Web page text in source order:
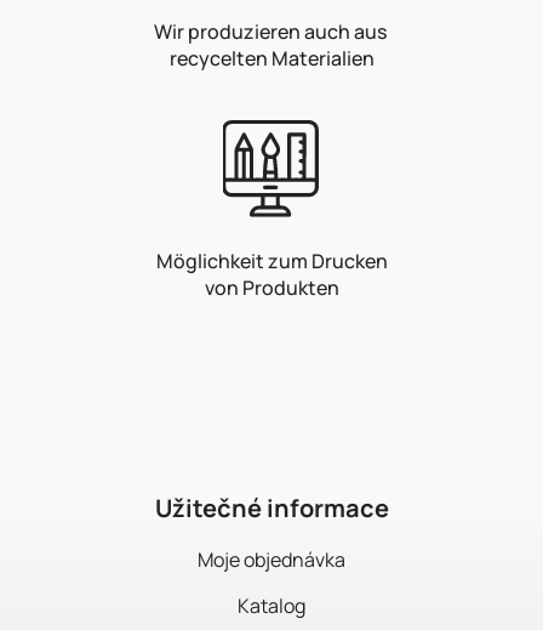
Wir produzieren auch aus
recycelten Materialien
Möglichkeit zum Drucken
von Produkten
Užitečné informace
Moje objednávka
Katalog